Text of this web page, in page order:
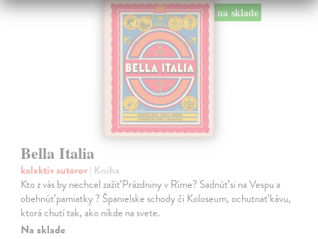
na sklade
Bella Italia
kolektív autorov| Kniha
Kto z vás by nechcel zažiť Prázdniny v Ríme? Sadnúť si na Vespu a
obehnúť pamiatky ? Španielske schody či Koloseum, ochutnať kávu,
ktorá chutí tak, ako nikde na svete.
Na sklade